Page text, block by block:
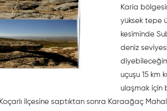
Karia
yüksek tepe
kesiminde
deniz
uçuşu 15 km
ulaşmak için
Koçarlı ilçesine saptıktan sonra Karaağaç